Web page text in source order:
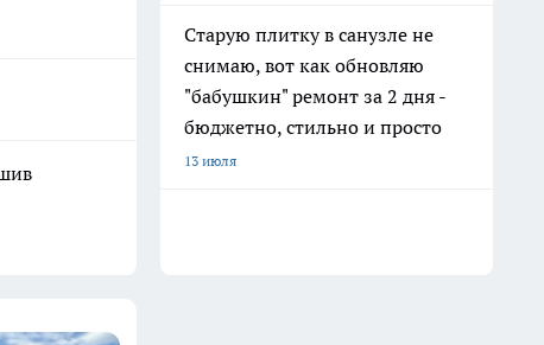
Старую плитку в санузле не
снимаю, вот как обновляю
"бабушкин" ремонт за 2 дня -
бюджетно, стильно и просто
13 июля